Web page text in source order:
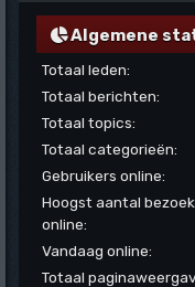
Algemene
Totaal leden:
Totaal berichten:
Totaal topics:
Totaal categorieën:
Gebruikers online:
Hoogst aantal
online:
Vandaag online:
Totaal